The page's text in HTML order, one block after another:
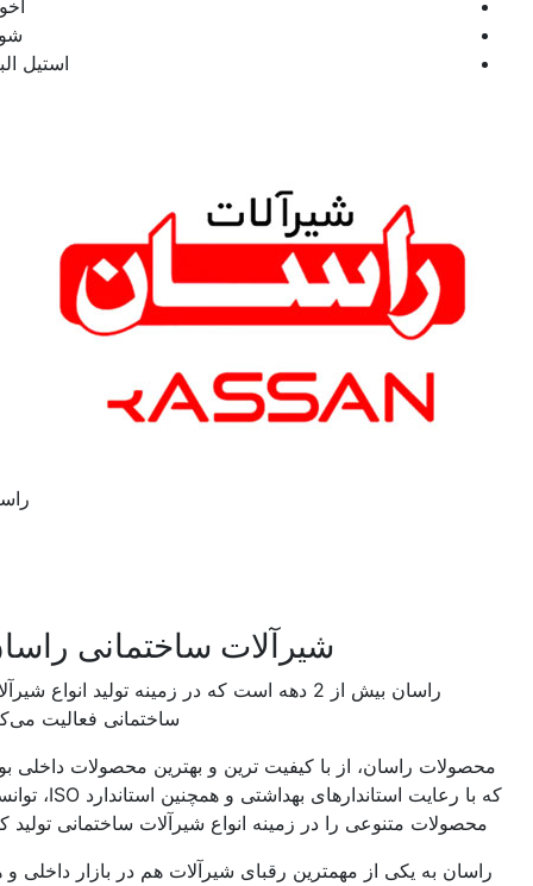
اخوان
شودر
استیل البرز
راسان
شیرآلات ساختمانی راسان
راسان بیش از 2 دهه است که در زمینه تولید انواع شیرآلات
ساختمانی فعالیت می‌کند.
محصولات راسان، از با کیفیت ترین و بهترین محصولات داخلی بوده
که با رعایت استاندارهای بهداشتی و همچنین استاندارد ISO، توانسته
محصولات متنوعی را در زمینه انواع شیرآلات ساختمانی تولید کند.
راسان به یکی از مهمترین رقبای شیرآلات هم در بازار داخلی و هم